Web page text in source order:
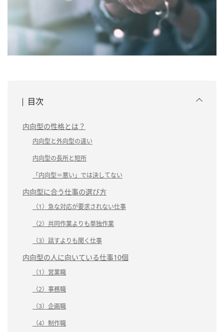
目次
内向型の性格とは？
内向型と外向型の違い
内向型の長所と短所
「内向型＝悪い」では決してない
内向型に合う仕事の選び方
（1）急な対応が要求されない仕事
（2）共同作業よりも単独作業
（3）話すよりも聞く仕事
内向型の人に向いている仕事10個
（1）営業職
（2）事務職
（3）企画職
（4）制作職